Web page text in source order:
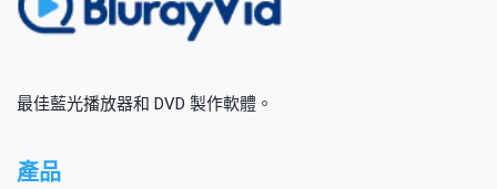
最佳藍光播放器和 DVD 製作軟體。
產品